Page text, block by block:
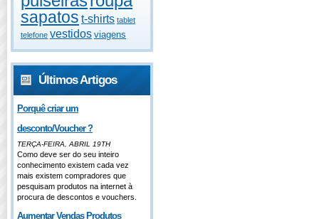
sapatos t-shirts tablet
telefone vestidos viagens
Últimos Artigos
Porquê criar um
desconto/Voucher ?
TERÇA-FEIRA, ABRIL 19TH
Como deve ser do seu inteiro
conhecimento existem cada vez
mais existem compradores que
pesquisam produtos na internet à
procura de descontos e vouchers.
Aumentar Vendas Produtos